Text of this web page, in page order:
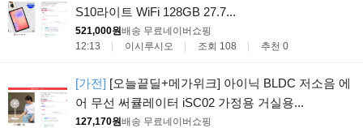
S10라이트 WiFi 128GB 27.7...
521,000원배송 무료네이버쇼핑
12:13
이시루시오 조회 108 추천 0
[가전] [오늘끝딜+메가위크] 아이닉 BLDC 저소음 에
어 무선 써큘레이터 iSC02 가정용 거실용...
127,170원배송 무료네이버쇼핑